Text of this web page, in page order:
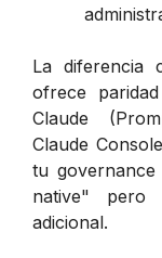
La diferencia
ofrece
Claude
Claude
tu
native" pero
adicional.